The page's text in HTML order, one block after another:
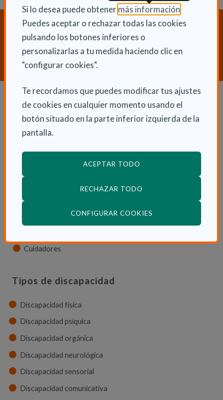
Si lo desea puede obtener más información (Abre en
Puedes aceptar o rechazar todas las cookies
pulsando los botones inferiores o
personalizarlas a tu medida haciendo clic en
"configurar cookies".
Te recordamos que puedes modificar tus ajustes
de cookies en cualquier momento usando el
botón situado en la parte inferior izquierda de la
pantalla.
ACEPTAR TODO
RECHAZAR TODO
CONFIGURAR COOKIES
¿Necesitas orientación sobre
Dependencia y Discapacidad?
CONTACTA CON NOSOTROS
Dependencia y autonomía
La dependencia
Servicios
Ayudas económicas
Cuidadores
Tipos de discapacidad
Discapacidad física
Discapacidad psíquica
Discapacidad orgánica
Discapacidad neurológica
Discapacidad sensorial
Discapacidad comunicativa